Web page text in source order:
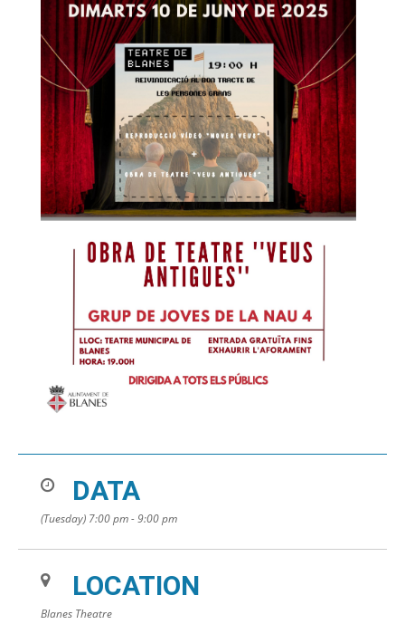
DATA
(Tuesday) 7:00 pm - 9:00 pm
LOCATION
Blanes Theatre